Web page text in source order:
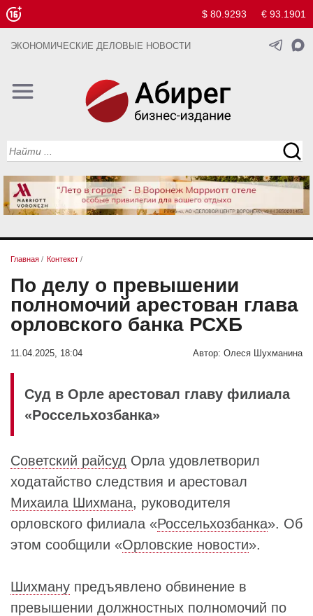
$ 80.9293 € 93.1901
ЭКОНОМИЧЕСКИЕ ДЕЛОВЫЕ НОВОСТИ
Главная / Контекст /
По делу о превышении
полномочий арестован глава
орловского банка РСХБ
11.04.2025, 18:04 Автор: Олеся Шухманина
Суд в Орле арестовал главу филиала
«Россельхозбанка»
Советский райсуд Орла удовлетворил
ходатайство следствия и арестовал
Михаила Шихмана, руководителя
орловского филиала «Россельхозбанка». Об
этом сообщили «Орловские новости».
Шихману предъявлено обвинение в
превышении должностных полномочий по